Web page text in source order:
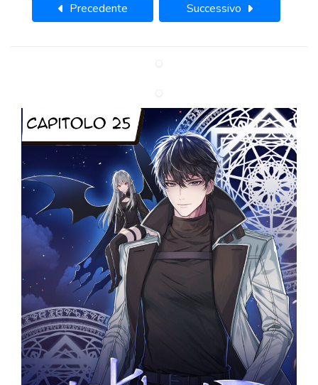
Precedente Successivo